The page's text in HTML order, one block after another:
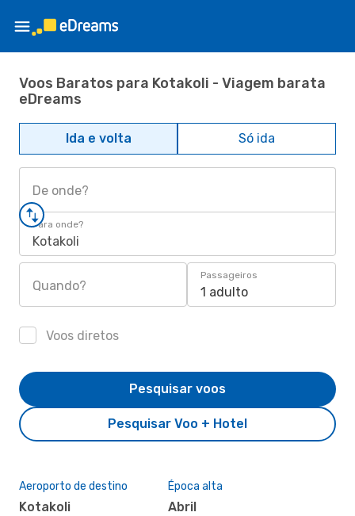
Voos Baratos para Kotakoli - Viagem barata
eDreams
Ida e volta Só ida
De onde?
Para onde?
Kotakoli
Quando?
Passageiros
1 adulto
Voos diretos
Pesquisar Voo + Hotel
Pesquisar voos
Aeroporto de destino
Kotakoli
Época alta
abril